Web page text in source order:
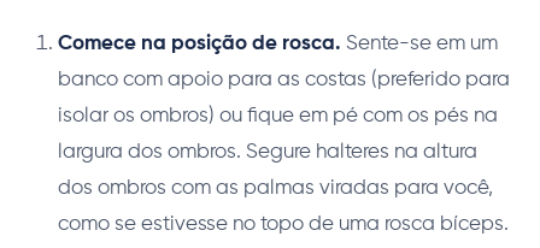
Comece na posição de rosca. Sente-se em um
banco com apoio para as costas (preferido para
isolar os ombros) ou fique em pé com os pés na
largura dos ombros. Segure halteres na altura
dos ombros com as palmas viradas para você,
como se estivesse no topo de uma rosca bíceps.